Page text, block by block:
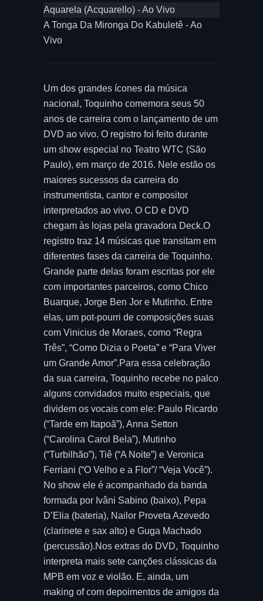
Aquarela (Acquarello) - Ao Vivo
A Tonga Da Mironga Do Kabuletê - Ao
Vivo
Um dos grandes ícones da música
nacional, Toquinho comemora seus 50
anos de carreira com o lançamento de um
DVD ao vivo. O registro foi feito durante
um show especial no Teatro WTC (São
Paulo), em março de 2016. Nele estão os
maiores sucessos da carreira do
instrumentista, cantor e compositor
interpretados ao vivo. O CD e DVD
chegam às lojas pela gravadora Deck.O
registro traz 14 músicas que transitam em
diferentes fases da carreira de Toquinho.
Grande parte delas foram escritas por ele
com importantes parceiros, como Chico
Buarque, Jorge Ben Jor e Mutinho. Entre
elas, um pot-pourri de composições suas
com Vinicius de Moraes, como “Regra
Três”, “Como Dizia o Poeta” e “Para Viver
um Grande Amor”.Para essa celebração
da sua carreira, Toquinho recebe no palco
alguns convidados muito especiais, que
dividem os vocais com ele: Paulo Ricardo
(“Tarde em Itapoã”), Anna Setton
(“Carolina Carol Bela”), Mutinho
(“Turbilhão”), Tiê (“A Noite”) e Veronica
Ferriani (“O Velho e a Flor”/ “Veja Você”).
No show ele é acompanhado da banda
formada por Ivâni Sabino (baixo), Pepa
D’Elia (bateria), Nailor Proveta Azevedo
(clarinete e sax alto) e Guga Machado
(percussão).Nos extras do DVD, Toquinho
interpreta mais sete canções clássicas da
MPB em voz e violão. E, ainda, um
making of com depoimentos de amigos da